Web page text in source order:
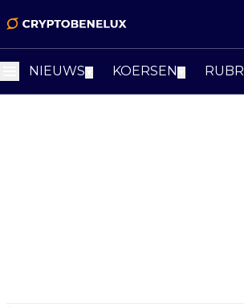
NIEUWS KOERSEN